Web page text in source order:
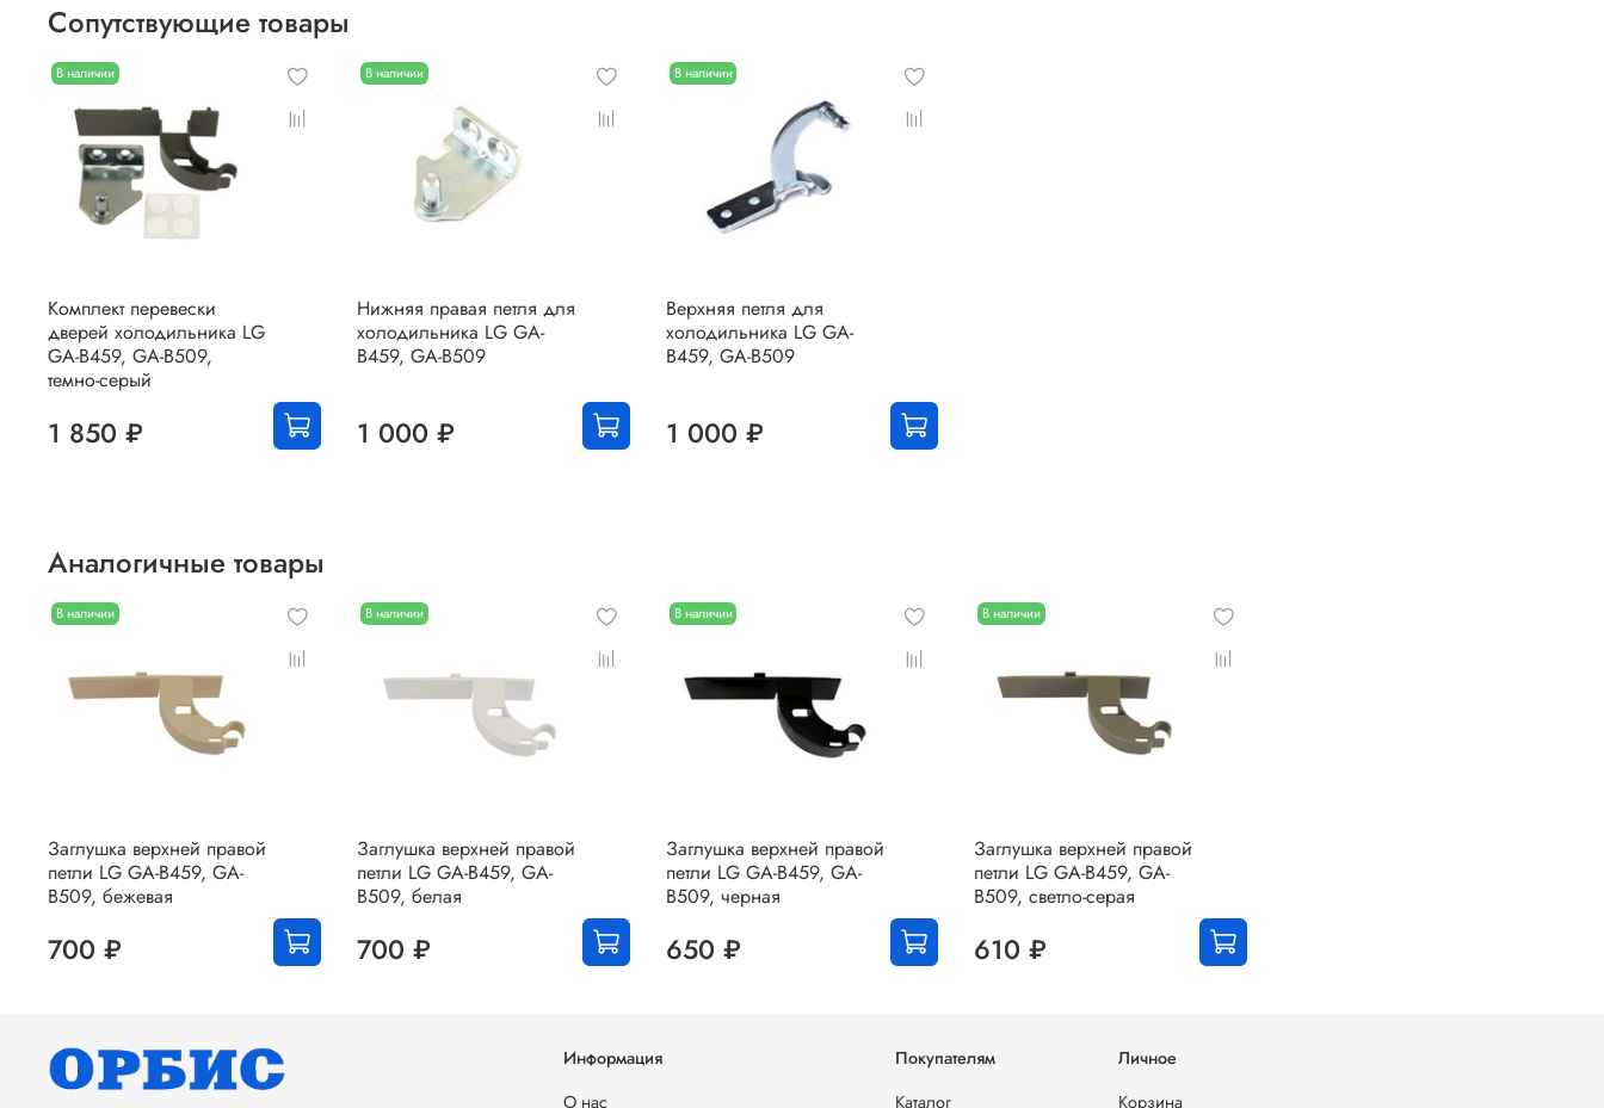
Сопутствующие товары
В наличии
Комплект перевески
дверей холодильника LG
GA-B459, GA-B509,
темно-серый
1 850 ₽
В наличии
Нижняя правая петля для
холодильника LG GA-
B459, GA-B509
1 000 ₽
В наличии
Верхняя петля для
холодильника LG GA-
B459, GA-B509
1 000 ₽
Аналогичные товары
В наличии
Заглушка верхней правой
петли LG GA-B459, GA-
B509, бежевая
700 ₽
В наличии
Заглушка верхней правой
петли LG GA-B459, GA-
B509, белая
700 ₽
В наличии
Заглушка верхней правой
петли LG GA-B459, GA-
B509, черная
650 ₽
В наличии
Заглушка верхней правой
петли LG GA-B459, GA-
B509, светло-серая
610 ₽
Информация
О нас
Покупателям
Каталог
Личное
Корзина